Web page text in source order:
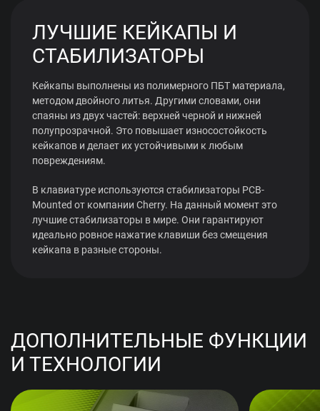
ЛУЧШИЕ КЕЙКАПЫ И
СТАБИЛИЗАТОРЫ
Кейкапы выполнены из полимерного ПБТ материала,
методом двойного литья. Другими словами, они
спаяны из двух частей: верхней черной и нижней
полупрозрачной. Это повышает износостойкость
кейкапов и делает их устойчивыми к любым
повреждениям.
В клавиатуре используются стабилизаторы PCB-
Mounted от компании Cherry. На данный момент это
лучшие стабилизаторы в мире. Они гарантируют
идеально ровное нажатие клавиши без смещения
кейкапа в разные стороны.
ДОПОЛНИТЕЛЬНЫЕ ФУНКЦИИ
И ТЕХНОЛОГИИ